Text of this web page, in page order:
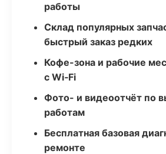
работы
Склад популярных
быстрый заказ редких
Кофе-зона и рабочие
с Wi‑Fi
Фото- и видеоотчёт по
работам
Бесплатная базовая
ремонте